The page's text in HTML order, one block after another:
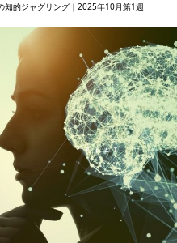
知的ジャグリング｜2025年10月第1週